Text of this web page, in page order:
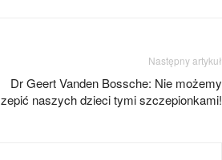
Następny artykuł
Dr Geert Vanden Bossche: Nie możemy
naszych dzieci tymi szczepionkami!